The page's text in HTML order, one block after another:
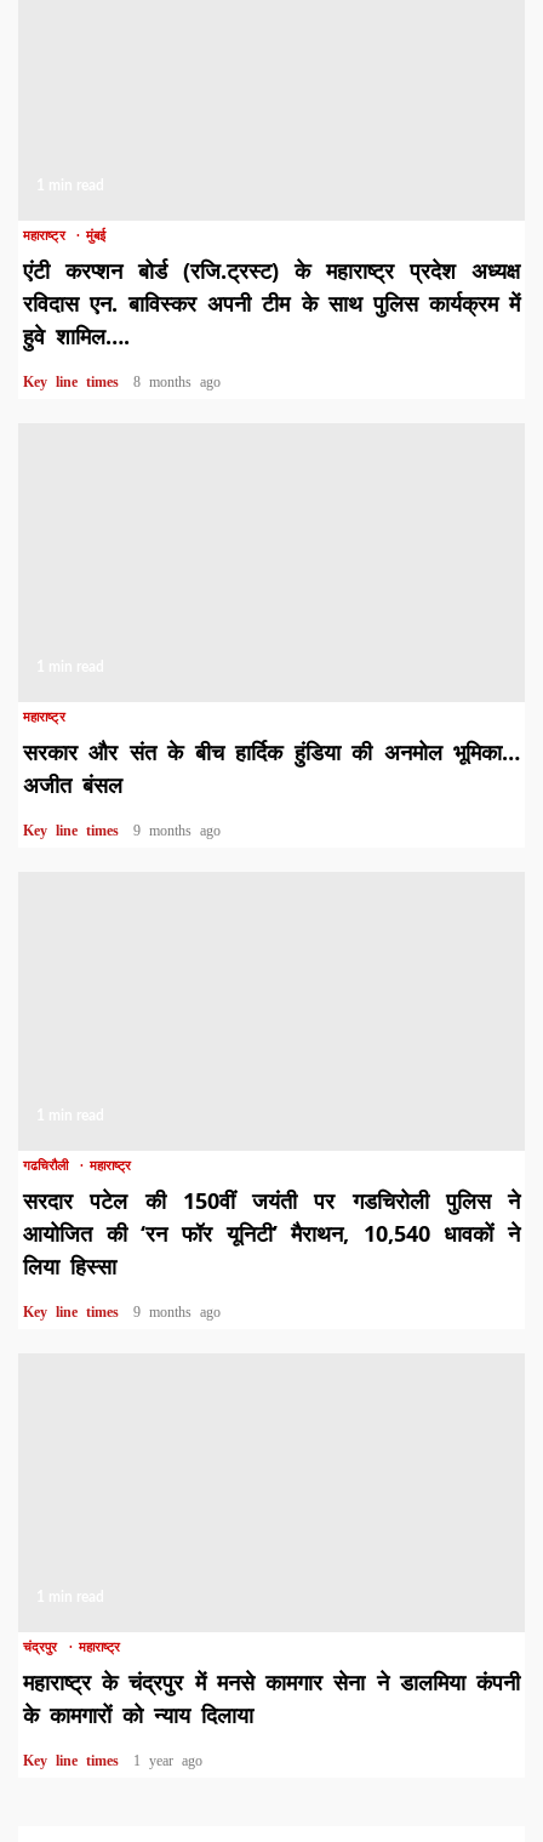
महाराष्ट्र मुंबई
एंटी करप्शन बोर्ड (रजि.ट्रस्ट) के महाराष्ट्र प्रदेश अध्यक्ष
रविदास एन. बाविस्कर अपनी टीम के साथ पुलिस कार्यक्रम में
हुवे शामिल….
Key line times 8 months ago
महाराष्ट्र
सरकार और संत के बीच हार्दिक हुंडिया की अनमोल भूमिका…
अजीत बंसल
Key line times 9 months ago
गढचिरौली महाराष्ट्र
सरदार पटेल की 150वीं जयंती पर गडचिरोली पुलिस ने
आयोजित की ‘रन फॉर यूनिटी’ मैराथन, 10,540 धावकों ने
लिया हिस्सा
Key line times 9 months ago
चंद्रपुर महाराष्ट्र
महाराष्ट्र के चंद्रपुर में मनसे कामगार सेना ने डालमिया कंपनी
के कामगारों को न्याय दिलाया
Key line times 1 year ago